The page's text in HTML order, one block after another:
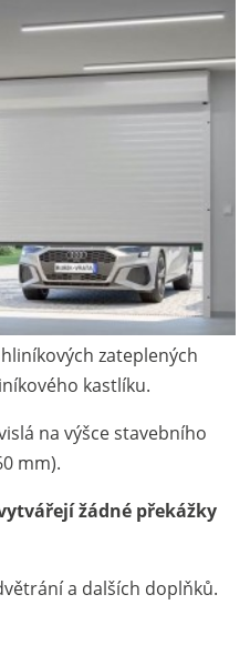
zateplených
kastlíku.
na výšce stavebního
mm).
žádné překážky
a dalších doplňků.